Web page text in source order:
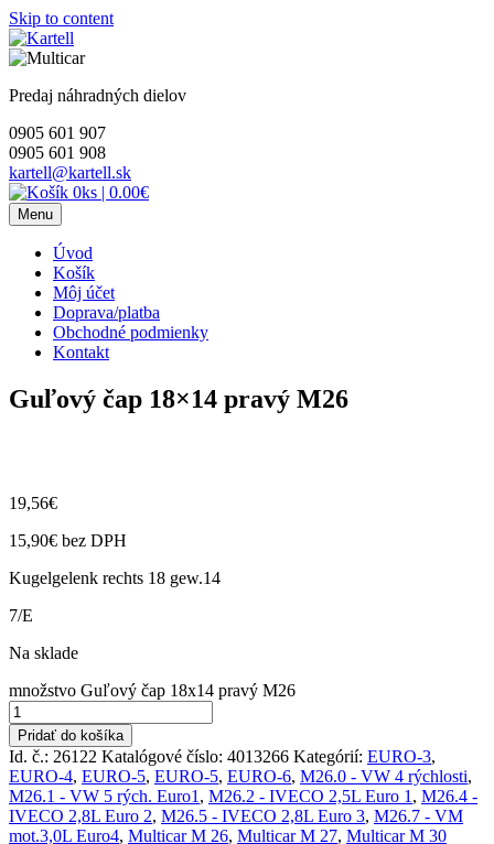
Skip to content
Predaj náhradných dielov
0905 601 907
0905 601 908
kartell@kartell.sk
0ks | 0.00€
Menu
Úvod
Košík
Môj účet
Doprava/platba
Obchodné podmienky
Kontakt
Guľový čap 18×14 pravý M26
19,56€
15,90€ bez DPH
Kugelgelenk rechts 18 gew.14
7/E
Na sklade
množstvo Guľový čap 18x14 pravý M26
Pridať do košíka
Id. č.: 26122 Katalógové číslo: 4013266 Kategórií: EURO-3,
EURO-4, EURO-5, EURO-5, EURO-6, M26.0 - VW 4 rýchlosti,
M26.1 - VW 5 rých. Euro1 , M26.2 - IVECO 2,5L Euro 1 , M26.4 -
IVECO 2,8L Euro 2, M26.5 - IVECO 2,8L Euro 3, M26.7 - VM
mot.3,0L Euro4, Multicar M 26, Multicar M 27, Multicar M 30